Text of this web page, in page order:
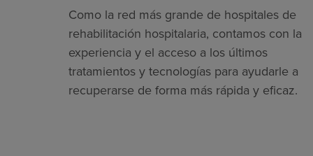
Como la red más grande de hospitales de
rehabilitación hospitalaria, contamos con la
experiencia y el acceso a los últimos
tratamientos y tecnologías para ayudarle a
recuperarse de forma más rápida y eficaz.